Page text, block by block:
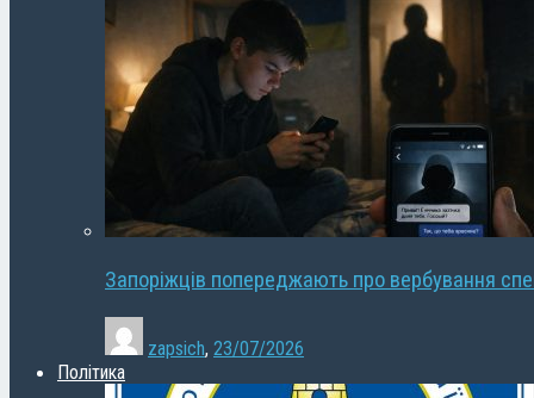
Запоріжців попереджають про вербування
zapsich, 23/07/2026
Політика